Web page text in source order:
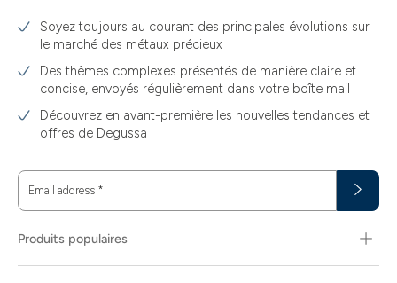
Soyez toujours au courant des principales évolutions sur
le marché des métaux précieux
Des thèmes complexes présentés de manière claire et
concise, envoyés régulièrement dans votre boîte mail
Découvrez en avant-première les nouvelles tendances et
offres de Degussa
Email address *
Produits populaires